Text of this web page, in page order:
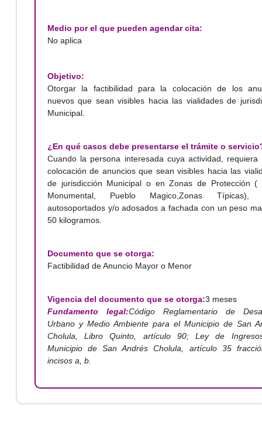
Medio por el que pueden agendar cita:
No aplica
Objetivo:
Otorgar la factibilidad para la colocación de los
nuevos que sean visibles hacia las vialidades de
Municipal.
¿En qué casos debe presentarse el trámite o
Cuando la persona interesada cuya actividad, requiera
colocación de anuncios que sean visibles hacia las
de jurisdicción Municipal o en Zonas de Protección (
Monumental, Pueblo Magico,Zonas Típicas),
autosoportados y/o adosados a fachada con un peso
50 kilogramos.
Documento que se otorga:
Factibilidad de Anuncio Mayor o Menor
Vigencia del documento que se otorga:3 meses
Fundamento legal:Código Reglamentario de
Urbano y Medio Ambiente para el Municipio de San
Cholula, Libro Quinto, artículo 90; Ley de
Municipio de San Andrés Cholula, artículo 35
incisos a, b.